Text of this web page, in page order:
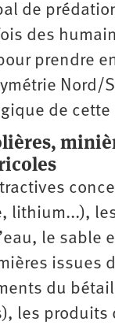
de
des
prendre
Nord/
de cette
lithium...),
le sable
issues
du
les produits